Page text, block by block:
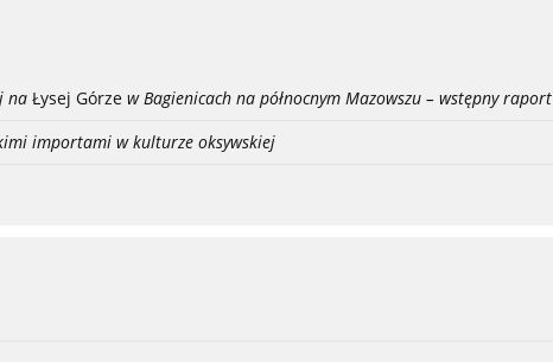
na Łysej Górze w Bagienicach na północnym Mazowszu – wstępny raport
importami w kulturze oksywskiej